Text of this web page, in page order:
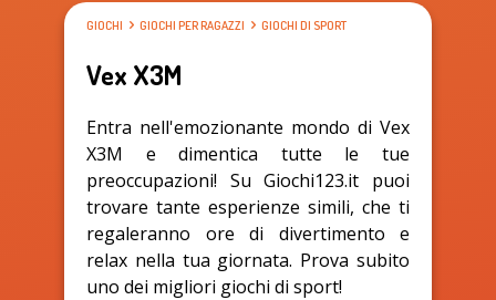
GIOCHI GIOCHI PER RAGAZZI GIOCHI DI SPORT
Vex X3M
Entra nell'emozionante mondo di Vex
X3M e dimentica tutte le tue
preoccupazioni! Su Giochi123.it puoi
trovare tante esperienze simili, che ti
regaleranno ore di divertimento e
relax nella tua giornata. Prova subito
uno dei migliori giochi di sport!